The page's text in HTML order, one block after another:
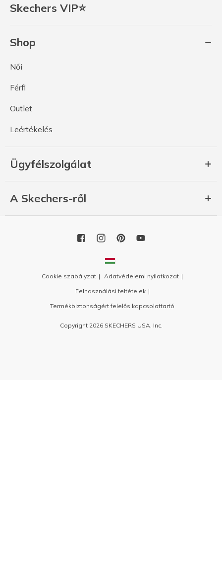
Skechers VIP⭐
Shop
Női
Férfi
Outlet
Leértékelés
Ügyfélszolgálat
A Skechers-ről
Cookie szabályzat
Adatvédelemi nyilatkozat
Felhasználási feltételek
Termékbiztonságért felelős kapcsolattartó
Copyright 2026 SKECHERS USA, Inc.